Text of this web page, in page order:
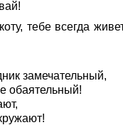
тебе всегда
замечательный,
обаятельный!